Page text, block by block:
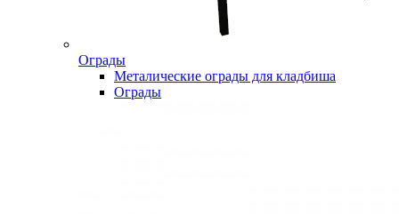
Ограды
Металические ограды для кладбиша
Ограды